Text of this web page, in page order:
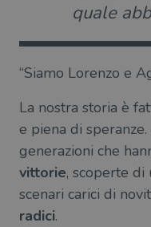
quale
“Siamo Lorenzo e
La nostra storia è
e piena di
generazioni che
vittorie, scoperte di
scenari carici di
radici.